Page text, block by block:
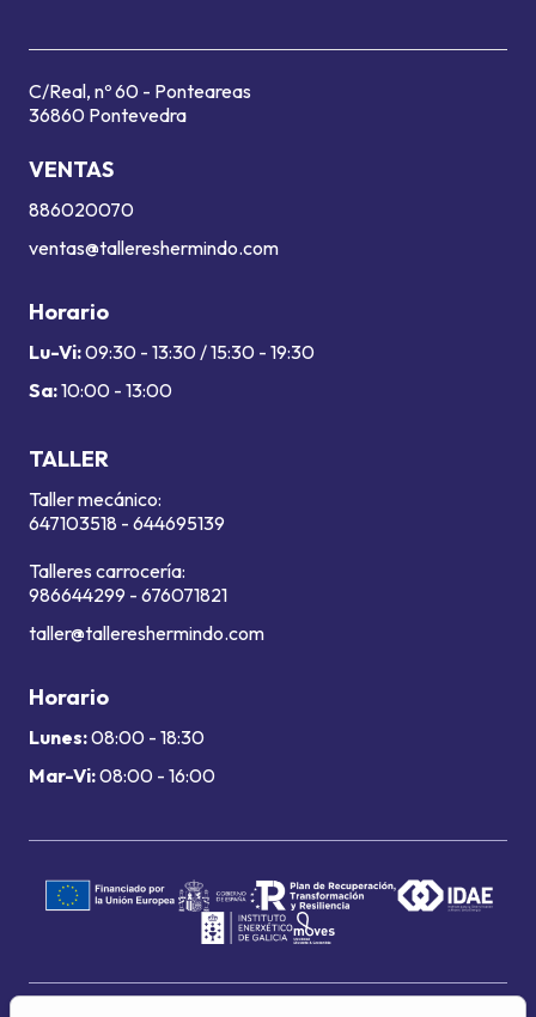
C/Real, nº 60 - Ponteareas
36860 Pontevedra
VENTAS
886020070
ventas@tallereshermindo.com
Horario
Lu-Vi:09:30 - 13:30 / 15:30 - 19:30
Sa:10:00 - 13:00
TALLER
Taller mecánico:
647103518 - 644695139
Talleres carrocería:
986644299 - 676071821
taller@tallereshermindo.com
Horario
Lunes:08:00 - 18:30
Mar-Vi:08:00 - 16:00